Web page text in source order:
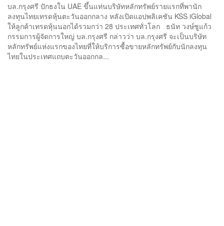
บล.กรุงศรี ปักธงใน UAE ขึ้นแท่นบริษัทหลักทรัพย์รายแรกที่พานัก
ลงทุนไทยเทรดหุ้นตะวันออกกลาง หลังเปิดแอปพลิเคชัน KSS iGlobal
ให้ลูกค้าเทรดหุ้นนอกได้รวมกว่า 28 ประเทศทั่วโลก ธนัท วงษ์ชูแก้ว
กรรมการผู้จัดการใหญ่ บล.กรุงศรี กล่าวว่า บล.กรุงศรี จะเป็นบริษัท
หลักทรัพย์แห่งแรกของไทยที่ให้บริการซื้อขายหลักทรัพย์กับนักลงทุน
ไทยในประเทศแถบตะวันออกกล...